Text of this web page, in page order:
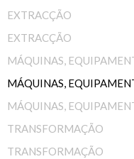
EXTRACÇÃO
EXTRACÇÃO
MÁQUINAS,
MÁQUINAS,
MÁQUINAS,
TRANSFORMAÇÃO
TRANSFORMAÇÃO